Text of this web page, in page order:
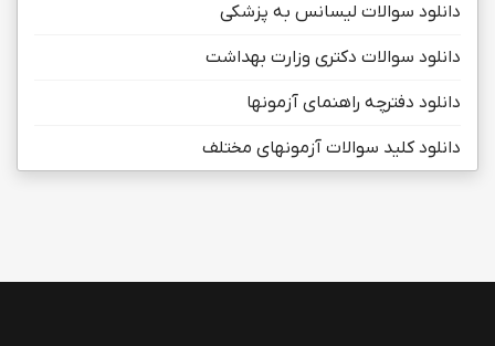
دانلود سوالات لیسانس به پزشکی
دانلود سوالات دکتری وزارت بهداشت
دانلود دفترچه راهنمای آزمونها
دانلود کلید سوالات آزمونهای مختلف